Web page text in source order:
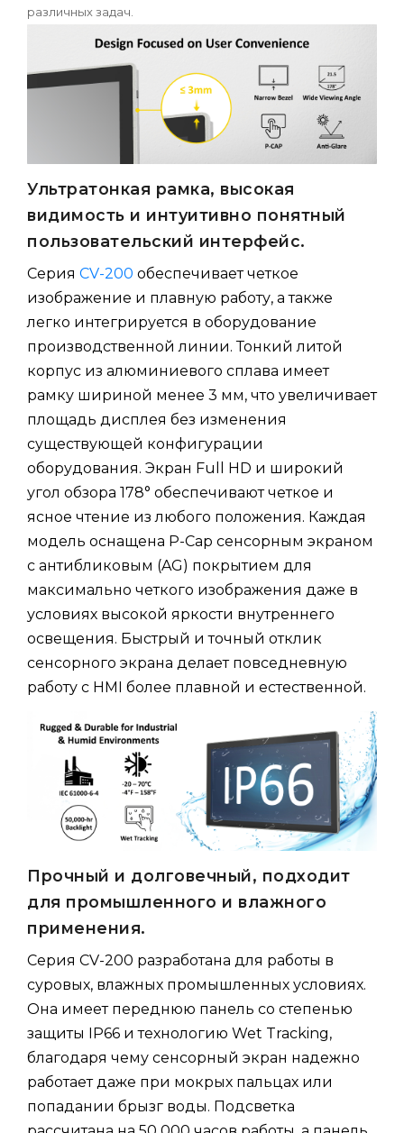
различных задач.
Ультратонкая рамка, высокая
видимость и интуитивно понятный
пользовательский интерфейс.
Серия CV-200 обеспечивает четкое
изображение и плавную работу, а также
легко интегрируется в оборудование
производственной линии. Тонкий литой
корпус из алюминиевого сплава имеет
рамку шириной менее 3 мм, что увеличивает
площадь дисплея без изменения
существующей конфигурации
оборудования. Экран Full HD и широкий
угол обзора 178° обеспечивают четкое и
ясное чтение из любого положения. Каждая
модель оснащена P-Cap сенсорным экраном
с антибликовым (AG) покрытием для
максимально четкого изображения даже в
условиях высокой яркости внутреннего
освещения. Быстрый и точный отклик
сенсорного экрана делает повседневную
работу с HMI более плавной и естественной.
Прочный и долговечный, подходит
для промышленного и влажного
применения.
Серия CV-200 разработана для работы в
суровых, влажных промышленных условиях.
Она имеет переднюю панель со степенью
защиты IP66 и технологию Wet Tracking,
благодаря чему сенсорный экран надежно
работает даже при мокрых пальцах или
попадании брызг воды. Подсветка